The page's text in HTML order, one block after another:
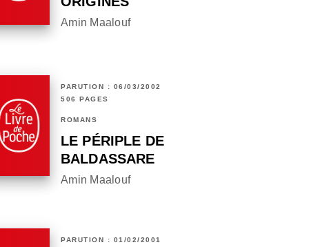
Amin Maalouf
PARUTION : 06/03/2002
506 PAGES
ROMANS
LE PÉRIPLE DE
BALDASSARE
Amin Maalouf
PARUTION : 01/02/2001